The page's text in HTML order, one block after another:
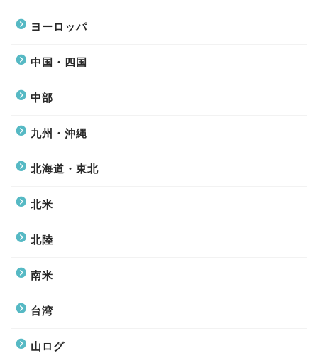
ヨーロッパ
中国・四国
中部
九州・沖縄
北海道・東北
北米
北陸
南米
台湾
山ログ